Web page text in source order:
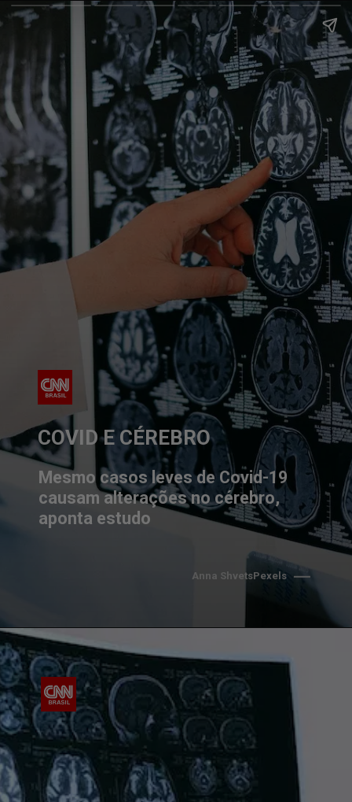
COVID E CÉREBRO
Mesmo casos leves de Covid-19
causam alterações no cérebro,
aponta estudo
Anna ShvetsPexels